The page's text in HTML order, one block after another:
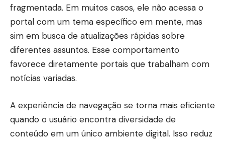
fragmentada. Em muitos casos, ele não acessa o
portal com um tema específico em mente, mas
sim em busca de atualizações rápidas sobre
diferentes assuntos. Esse comportamento
favorece diretamente portais que trabalham com
notícias variadas.
A experiência de navegação se torna mais eficiente
quando o usuário encontra diversidade de
conteúdo em um único ambiente digital. Isso reduz